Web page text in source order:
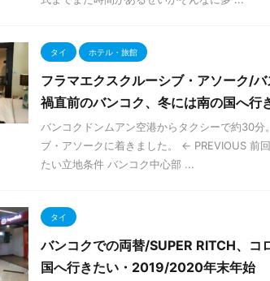
タイ ホテル・旅館
フラマエクスクルーシブ・アソーク/
禍直前のバンコク、冬には南の国へ
バンコクドンムアン空港からタクシーで約30
ブ・アソークに着きました。 ← PREVIOUS 前
たい立地条件 バンコク中心部 ...
タイ
バンコクでの両替/SUPER RITCH、
国へ行きたい・2019/2020年末年始